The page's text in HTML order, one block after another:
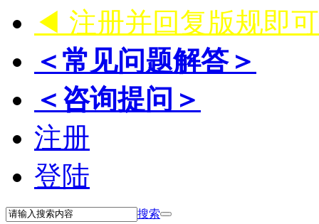
◀ 注册并回复版规即
＜常见问题解答＞
＜咨询提问＞
注册
登陆
搜索